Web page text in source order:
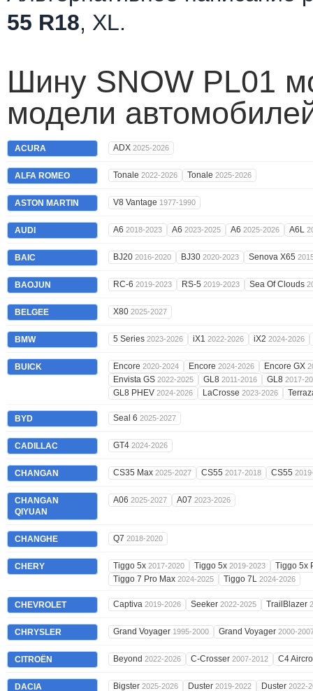
55 R18, XL.
Шину SNOW PL01
модели
ACURA ADX 2025-2026
ALFA ROMEO Tonale 2022-2026 Tonale 2025-2026
ASTON MARTIN V8 Vantage 1977-1990
AUDI A6 2018-2023 A6 2023-2025 A6 2025-2026 A6L
BAIC BJ20 2016-2020 BJ30 2020-2023 Senova X65
BAOJUN RC-6 2019-2023 RS-5 2019-2023 Sea Of Clouds
BELGEE X80 2025-2027
BMW 5 Series 2023-2026 iX1 2022-2026 iX2 2024-2026
BUICK Encore 2020-2024 Encore 2024-2026 Encore GX
Envista GS 2022-2025 GL8 2011-2016 GL8 2017-
GL8 PHEV 2024-2026 LaCrosse 2023-2026
BYD Seal 6 2025-2027
CADILLAC GT4 2024-2026
CHANGAN CS35 Max 2025-2027 CS55 2017-2018 CS55
CHANGAN
QIYUAN
A06 2025-2027 A07 2023-2026
CHANGHE Q7 2018-2020
CHERY Tiggo 5x 2017-2020 Tiggo 5x 2019-2023
Tiggo 5x
Tiggo 7 Pro Max 2024-2025 Tiggo 7L 2024-2026
CHEVROLET Captiva 2019-2026 Seeker 2022-2025 TrailBlazer
CHRYSLER Grand Voyager 1995-2000 Grand Voyager 2000-
CITROËN Beyond 2022-2026 C-Crosser 2007-2012 C4
DACIA Bigster 2025-2026 Duster 2019-2022 Duster 2022-